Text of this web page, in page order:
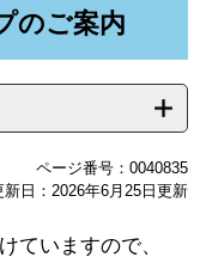
のご案内
ページ番号：0040835
新日：2026年6月25日更新
ていますので、